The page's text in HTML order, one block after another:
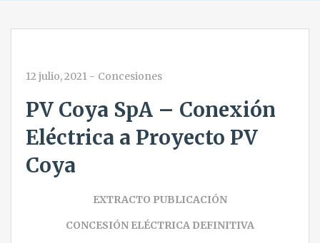
12 julio, 2021 - Concesiones
PV Coya SpA – Conexión
Eléctrica a Proyecto PV
Coya
EXTRACTO PUBLICACIÓN
CONCESIÓN ELÉCTRICA DEFINITIVA